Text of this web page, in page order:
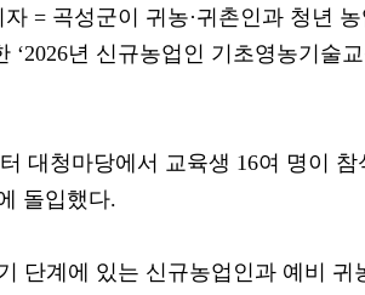
= 곡성군이 귀농·귀촌인과 청년
‘2026년 신규농업인 기초영농기술
대청마당에서 교육생 16여 명이
돌입했다.
단계에 있는 신규농업인과 예비 귀